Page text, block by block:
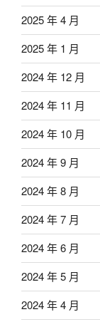
2025 年 4 月
2025 年 1 月
2024 年 12 月
2024 年 11 月
2024 年 10 月
2024 年 9 月
2024 年 8 月
2024 年 7 月
2024 年 6 月
2024 年 5 月
2024 年 4 月